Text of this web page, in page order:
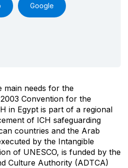
Google
main needs for the
Convention for the
in Egypt is part of a regional
of ICH safeguarding
countries and the Arab
by the Intangible
of UNESCO, is funded by the
Culture Authority (ADTCA)